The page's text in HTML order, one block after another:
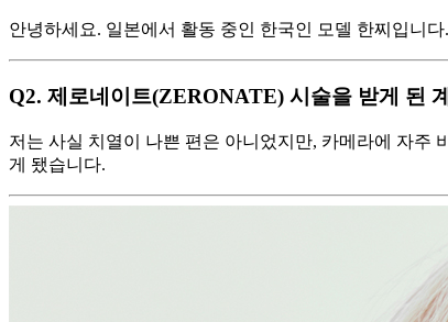
안녕하세요. 일본에서 활동 중인 한국인 모델 한찌입니
Q2. 제로네이트(ZERONATE) 시술을 받게 된
저는 사실 치열이 나쁜 편은 아니었지만, 카메라에 자주
게 됐습니다.